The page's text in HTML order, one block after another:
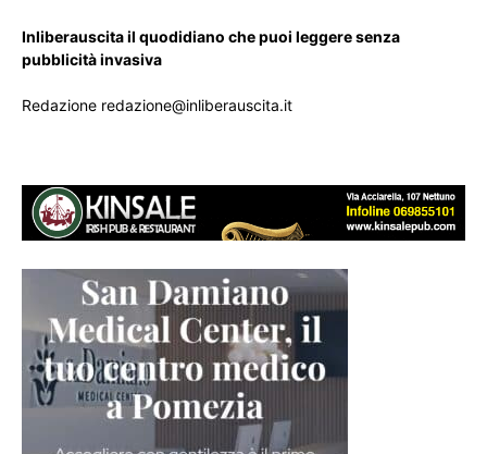
Inliberauscita il quodidiano che puoi leggere senza
pubblicità invasiva
Redazione redazione@inliberauscita.it